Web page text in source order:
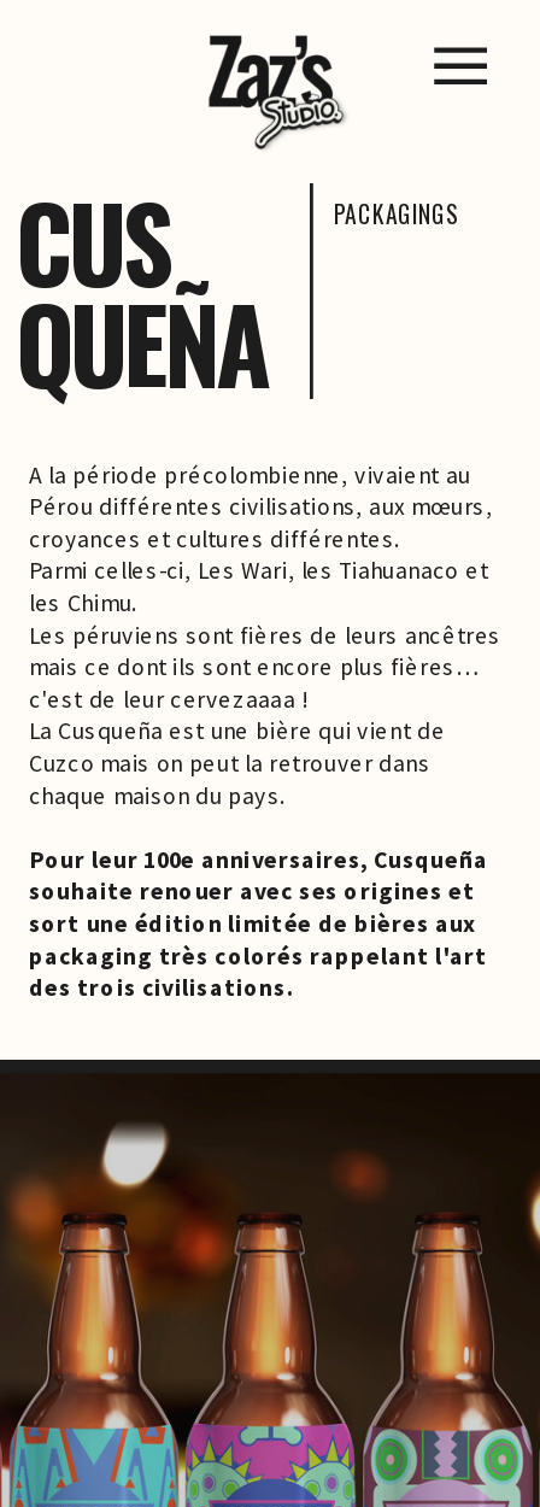
A la période précolombienne, vivaient au
Pérou différentes civilisations, aux mœurs,
croyances et cultures différentes.
Parmi celles-ci, Les Wari, les Tiahuanaco et
les Chimu.
Les péruviens sont fières de leurs ancêtres
mais ce dont ils sont encore plus fières…
c'est de leur cervezaaaa !
La Cusqueña est une bière qui vient de
Cuzco mais on peut la retrouver dans
chaque maison du pays.
Pour leur 100e anniversaires, Cusqueña
souhaite renouer avec ses origines et
sort une édition limitée de bières aux
packaging très colorés rappelant l'art
des trois civilisations.
PACKAGINGS
CUS
QUEÑA